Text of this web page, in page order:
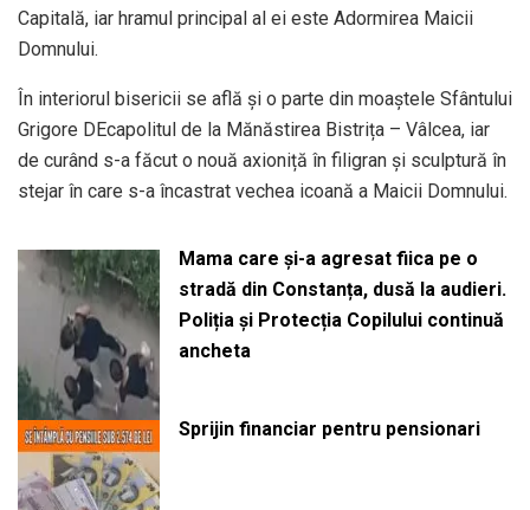
Capitală, iar hramul principal al ei este Adormirea Maicii
Domnului.
În interiorul bisericii se află și o parte din moaștele Sfântului
Grigore DEcapolitul de la Mănăstirea Bistrița – Vâlcea, iar
de curând s-a făcut o nouă axioniță în filigran și sculptură în
stejar în care s-a încastrat vechea icoană a Maicii Domnului.
Mama care și-a agresat fiica pe o
stradă din Constanța, dusă la audieri.
Poliția și Protecția Copilului continuă
ancheta
Sprijin financiar pentru pensionari